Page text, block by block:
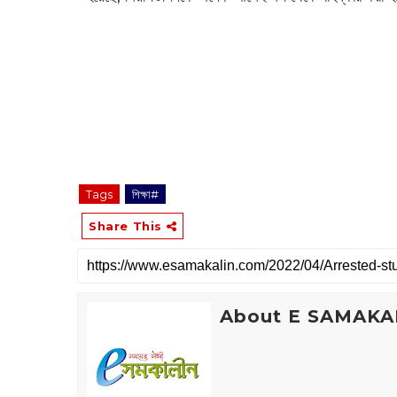
Tags শিক্ষা#
Share This
About E